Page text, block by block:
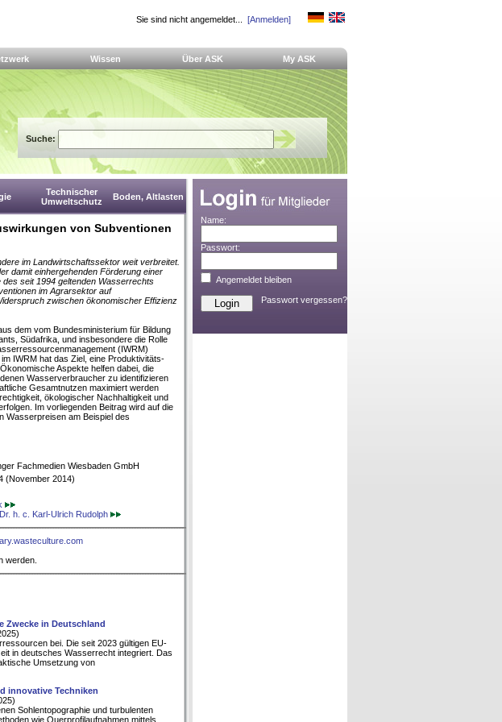
Sie sind nicht angemeldet... [Anmelden]
Wissen Über ASK My ASK
Suche:
Technischer
Umweltschutz
Boden, Altlasten
von Subventionen
im Landwirtschaftssektor weit verbreitet.
damit einhergehenden Förderung einer
seit 1994 geltenden Wasserrechts
im Agrarsektor auf
zwischen ökonomischer Effizienz
dem vom Bundesministerium für Bildung
Südafrika, und insbesondere die Rolle
(IWRM)
IWRM hat das Ziel, eine Produktivitäts-
Aspekte helfen dabei, die
Wasserverbraucher zu identifizieren
Gesamtnutzen maximiert werden
ökologischer Nachhaltigkeit und
Im vorliegenden Beitrag wird auf die
Wasserpreisen am Beispiel des
Fachmedien Wiesbaden GmbH
(November 2014)
h. c. Karl-Ulrich Rudolph
werden.
Zwecke in Deutschland
bei. Die seit 2023 gültigen EU-
in deutsches Wasserrecht integriert. Das
Umsetzung von
innovative Techniken
Sohlentopographie und turbulenten
wie Querprofilaufnahmen mittels
Name:
Passwort:
Angemeldet bleiben
Passwort vergessen?